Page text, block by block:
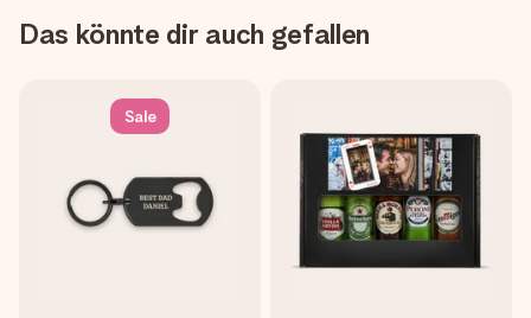
Das könnte dir auch gefallen
Sale